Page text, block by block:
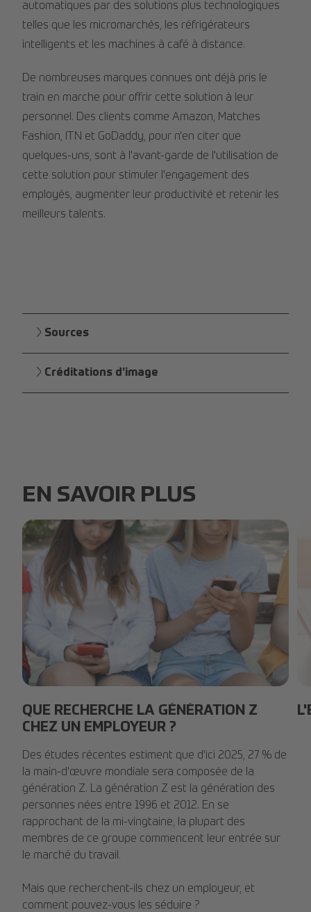
automatiques par des solutions plus technologiques
telles que les micromarchés, les réfrigérateurs
intelligents et les machines à café à distance.
De nombreuses marques connues ont déjà pris le
train en marche pour offrir cette solution à leur
personnel. Des clients comme Amazon, Matches
Fashion, ITN et GoDaddy, pour n'en citer que
quelques-uns, sont à l'avant-garde de l'utilisation de
cette solution pour stimuler l'engagement des
employés, augmenter leur productivité et retenir les
meilleurs talents.
Sources
Créditations d’image
EN SAVOIR PLUS
QUE RECHERCHE LA GÉNÉRATION Z
CHEZ UN EMPLOYEUR ?
Des études récentes estiment que d'ici 2025, 27 % de
la main-d'œuvre mondiale sera composée de la
génération Z. La génération Z est la génération des
personnes nées entre 1996 et 2012. En se
rapprochant de la mi-vingtaine, la plupart des
membres de ce groupe commencent leur entrée sur
le marché du travail.
Mais que recherchent-ils chez un employeur, et
comment pouvez-vous les séduire ?